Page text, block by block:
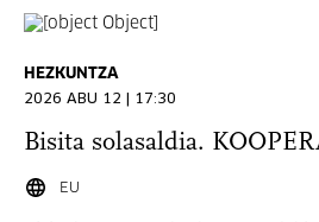
HEZKUNTZA
2026 ABU 12 | 17:30
Bisita solasaldia.
EU